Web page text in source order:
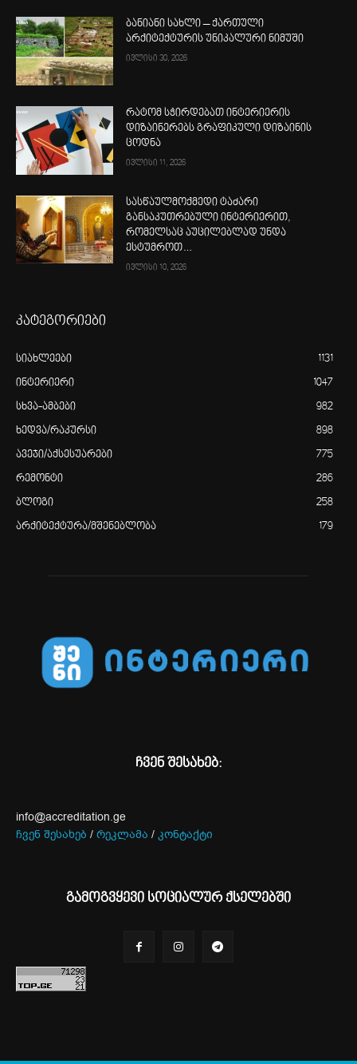
ბანიანი სახლი – ქართული
არქიტექტურის უნიკალური ნიმუში
ივლისი 30, 2026
რატომ სჭირდებათ ინტერიერის
დიზაინერებს გრაფიკული დიზაინის
ცოდნა
ივლისი 11, 2026
სასწაულმოქმედი ტაძარი
განსაკუთრებული ინტერიერით,
რომელსაც აუცილებლად უნდა
ესტუმროთ…
ივლისი 10, 2026
კატეგორიები
სიახლეები 1131
ინტერიერი 1047
სხვა-ამბები 982
ხედვა/რაკურსი 898
ავეჯი/აქსესუარები 775
რემონტი 286
ბლოგი 258
არქიტექტურა/მშენებლობა 179
ჩვენ შესახებ:
info@accreditation.ge
ჩვენ შესახებ / რეკლამა / კონტაქტი
გამოგვყევი სოციალურ ქსელებში